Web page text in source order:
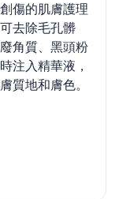
傷的肌膚護理
去除毛孔髒
角質、黑頭粉
注入精華液，
質地和膚色。